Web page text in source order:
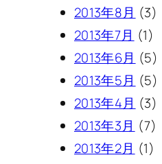
2013年8月 (3)
2013年7月 (1)
2013年6月 (5)
2013年5月 (5)
2013年4月 (3)
2013年3月 (7)
2013年2月 (1)